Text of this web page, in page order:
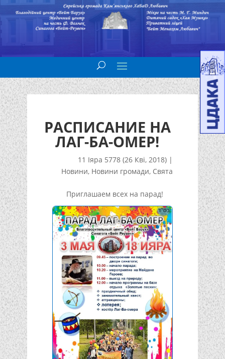
РАСПИСАНИЕ НА
ЛАГ-БА-ОМЕР!
11 Іяра 5778 (26 Кві, 2018) |
Новини, Новини громади, Свята
Приглашаем всех на парад!